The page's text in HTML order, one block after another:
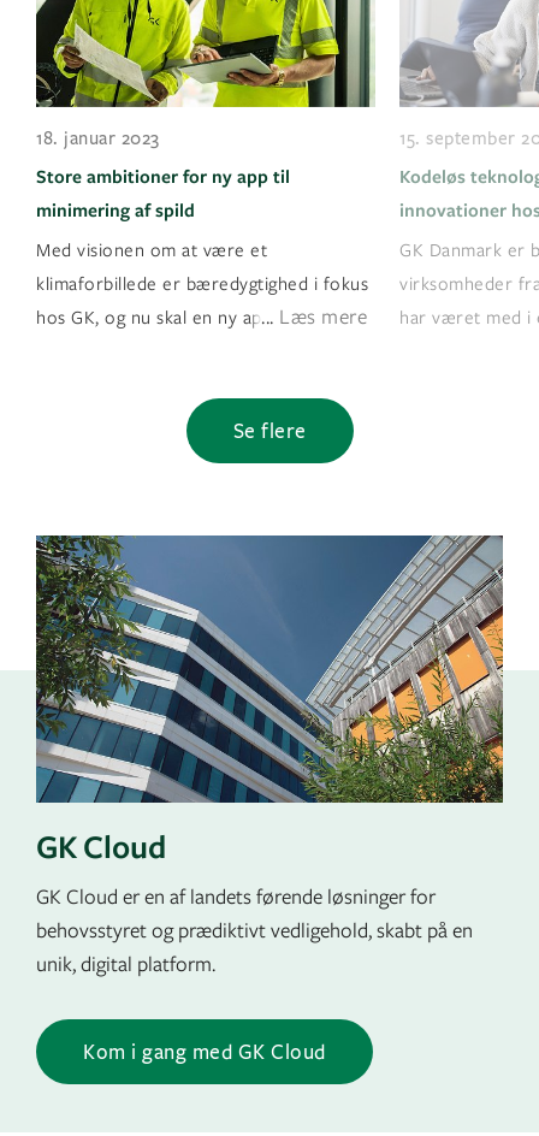
18. januar 2023
Store ambitioner for ny app til
minimering af spild
Med visionen om at være et
klimaforbillede er bæredygtighed i fokus
hos GK, og nu skal en ny app minimer
... Læs mere
15. september
Kodeløs
innovationer
GK Danmark er
virksomheder
har været med
Se flere
GK Cloud
GK Cloud er en af landets førende løsninger for
behovsstyret og prædiktivt vedligehold, skabt på en
unik, digital platform.
Kom i gang med GK Cloud